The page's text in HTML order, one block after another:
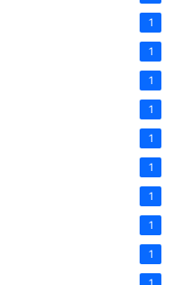
1
1
1
1
1
1
1
1
1